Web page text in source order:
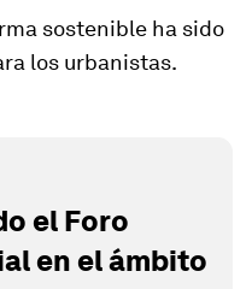
sostenible ha sido
los urbanistas.
el Foro
en el ámbito